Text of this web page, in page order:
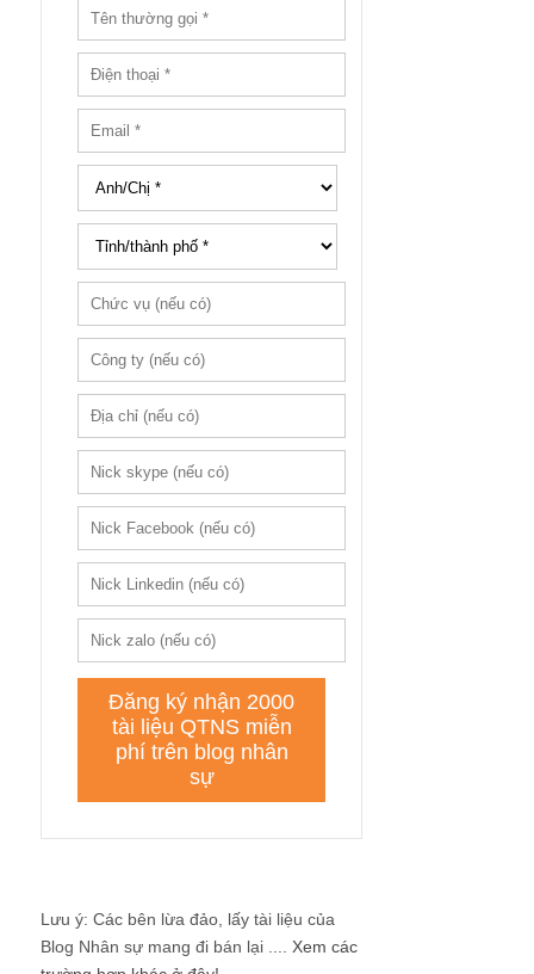
Lưu ý: Các bên lừa đảo, lấy tài liệu của
Blog Nhân sự mang đi bán lại .... Xem các